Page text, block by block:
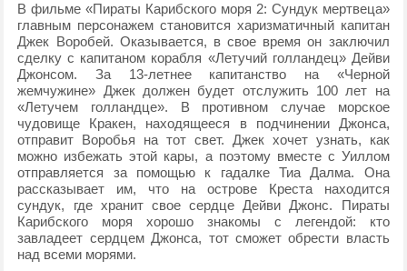
В фильме «Пираты Карибского моря 2: Сундук мертвеца»
главным персонажем становится харизматичный капитан
Джек Воробей. Оказывается, в свое время он заключил
сделку с капитаном корабля «Летучий голландец» Дейви
Джонсом. За 13-летнее капитанство на «Черной
жемчужине» Джек должен будет отслужить 100 лет на
«Летучем голландце». В противном случае морское
чудовище Кракен, находящееся в подчинении Джонса,
отправит Воробья на тот свет. Джек хочет узнать, как
можно избежать этой кары, а поэтому вместе с Уиллом
отправляется за помощью к гадалке Тиа Далма. Она
рассказывает им, что на острове Креста находится
сундук, где хранит свое сердце Дейви Джонс. Пираты
Карибского моря хорошо знакомы с легендой: кто
завладеет сердцем Джонса, тот сможет обрести власть
над всеми морями.